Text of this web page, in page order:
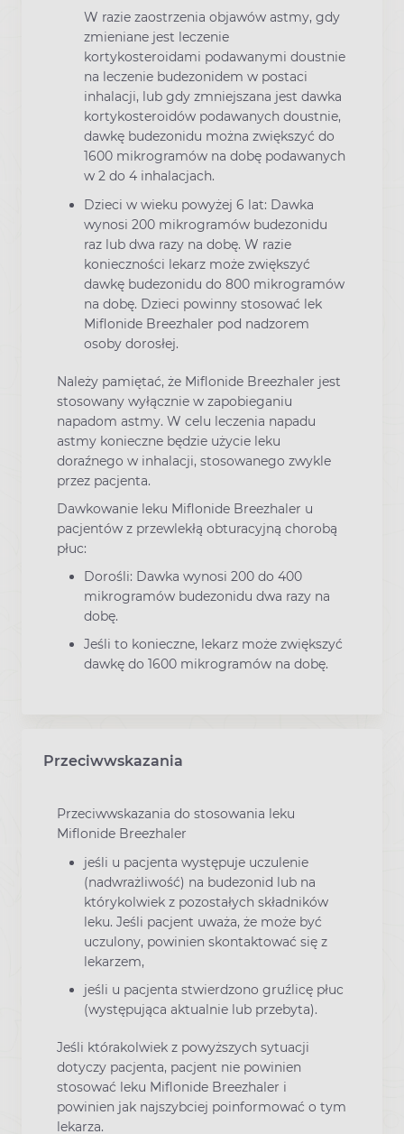
W razie zaostrzenia objawów astmy, gdy
zmieniane jest leczenie
kortykosteroidami podawanymi doustnie
na leczenie budezonidem w postaci
inhalacji, lub gdy zmniejszana jest dawka
kortykosteroidów podawanych doustnie,
dawkę budezonidu można zwiększyć do
1600 mikrogramów na dobę podawanych
w 2 do 4 inhalacjach.
Dzieci w wieku powyżej 6 lat: Dawka
wynosi 200 mikrogramów budezonidu
raz lub dwa razy na dobę. W razie
konieczności lekarz może zwiększyć
dawkę budezonidu do 800 mikrogramów
na dobę. Dzieci powinny stosować lek
Miflonide Breezhaler pod nadzorem
osoby dorosłej.
Należy pamiętać, że Miflonide Breezhaler jest
stosowany wyłącznie w zapobieganiu
napadom astmy. W celu leczenia napadu
astmy konieczne będzie użycie leku
doraźnego w inhalacji, stosowanego zwykle
przez pacjenta.
Dawkowanie leku Miflonide Breezhaler u
pacjentów z przewlekłą obturacyjną chorobą
płuc:
Dorośli: Dawka wynosi 200 do 400
mikrogramów budezonidu dwa razy na
dobę.
Jeśli to konieczne, lekarz może zwiększyć
dawkę do 1600 mikrogramów na dobę.
Przeciwwskazania
Przeciwwskazania do stosowania leku
Miflonide Breezhaler
jeśli u pacjenta występuje uczulenie
(nadwrażliwość) na budezonid lub na
którykolwiek z pozostałych składników
leku. Jeśli pacjent uważa, że może być
uczulony, powinien skontaktować się z
lekarzem,
jeśli u pacjenta stwierdzono gruźlicę płuc
(występująca aktualnie lub przebyta).
Jeśli którakolwiek z powyższych sytuacji
dotyczy pacjenta, pacjent nie powinien
stosować leku Miflonide Breezhaler i
powinien jak najszybciej poinformować o tym
lekarza.